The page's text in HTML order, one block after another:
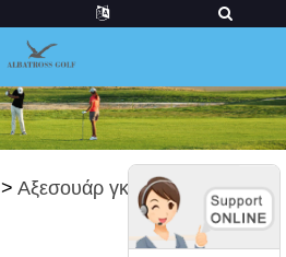
>Αξεσουάρ γκολφ>